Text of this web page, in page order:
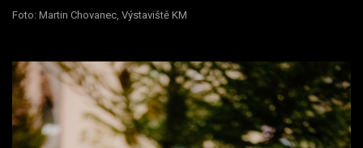
Foto: Martin Chovanec, Výstaviště KM